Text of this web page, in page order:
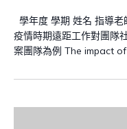
學年度 學期 姓名 指導
疫情時期遠距工作對團隊
案團隊為例 The impact